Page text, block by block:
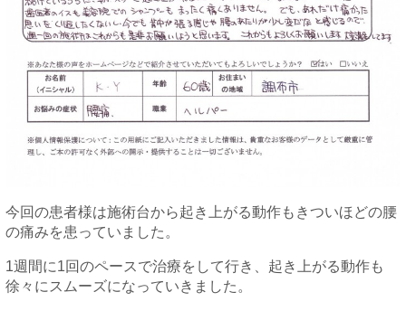
今回の患者様は施術台から起き上がる動作もきついほどの腰
の痛みを患っていました。
1週間に1回のペースで治療をして行き、起き上がる動作も
徐々にスムーズになっていきました。